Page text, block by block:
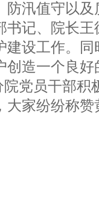
防汛值守以
书记、院长
建设工作。
创造一个良
党员干部积
大家纷纷称